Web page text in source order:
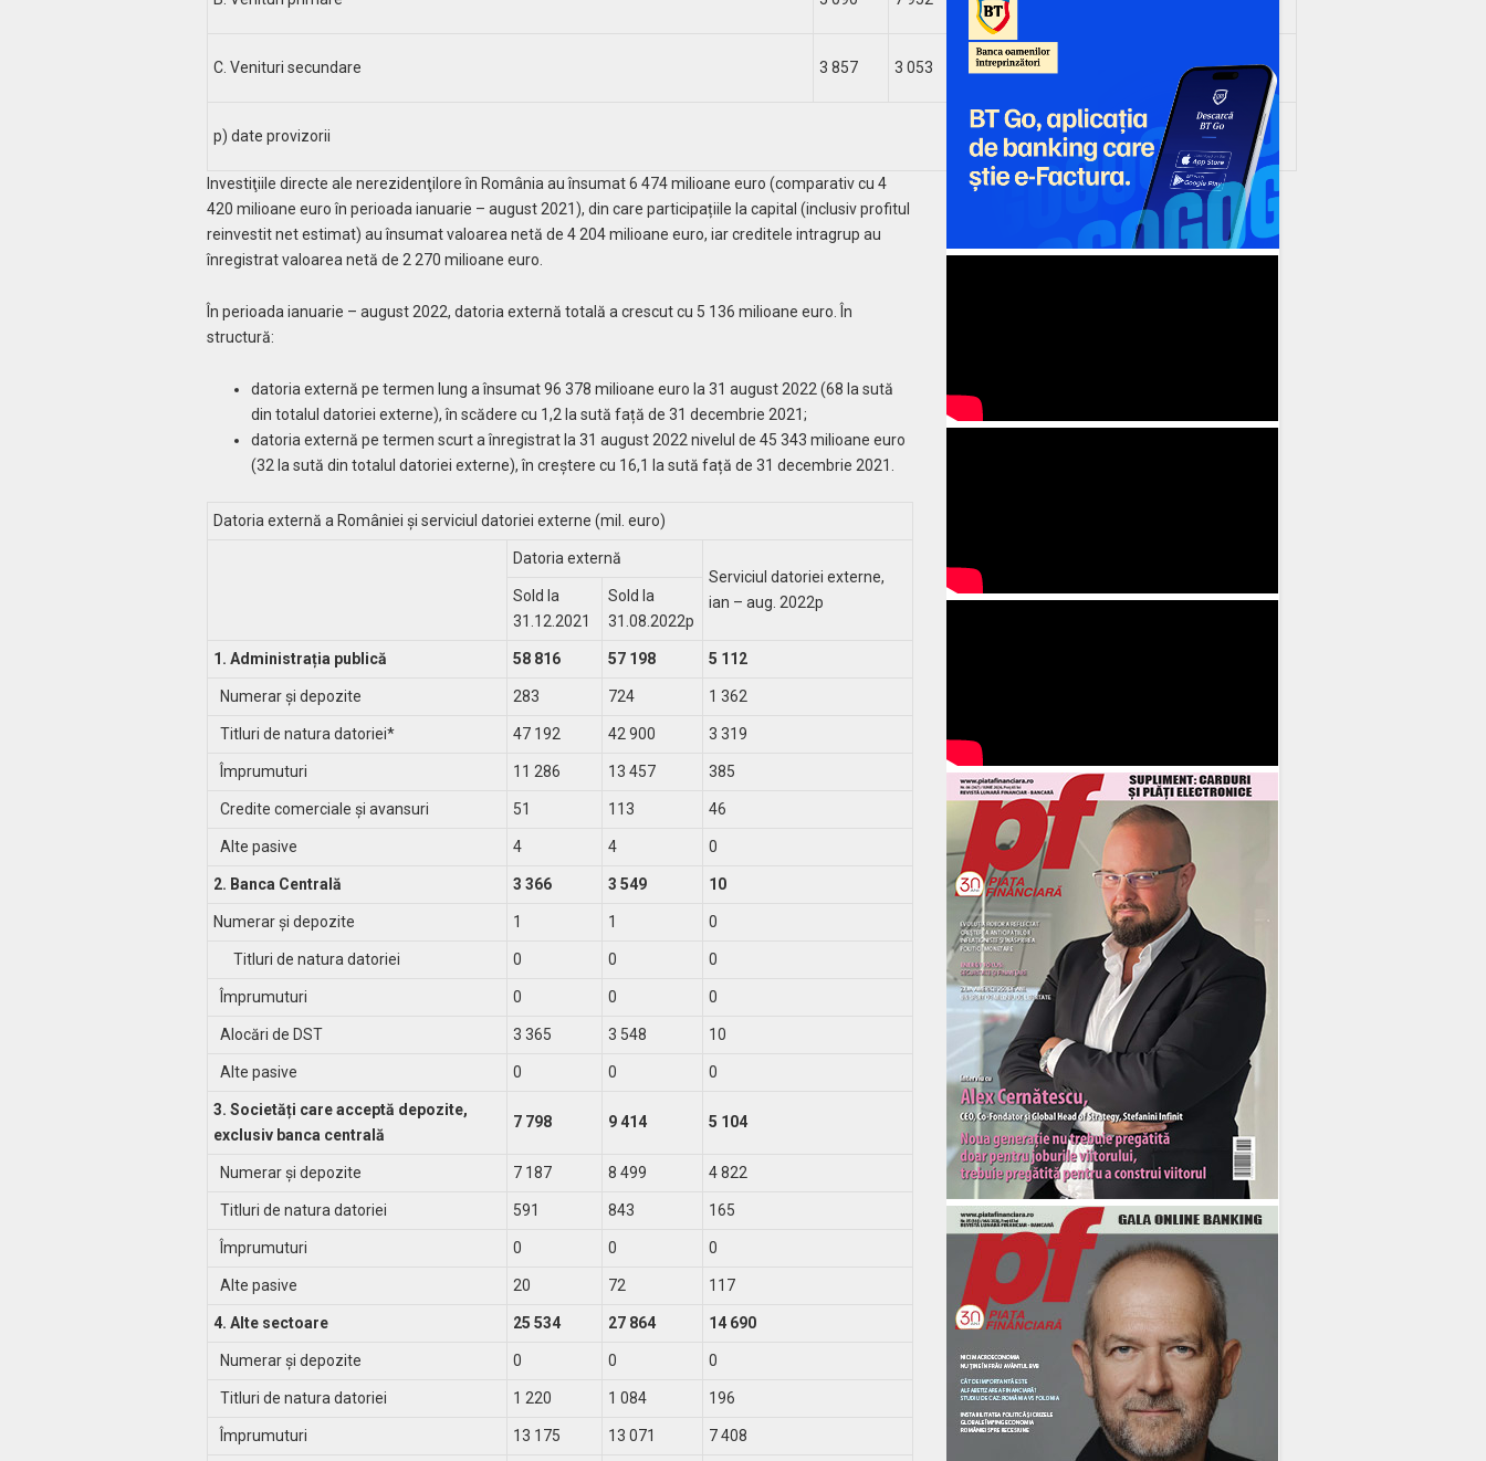
C. Venituri secundare 3 857 3 053 804 1 350
p) date provizorii
Investiţiile directe ale nerezidenţilore în România au însumat 6 474 milioane euro (comparativ cu 4
420 milioane euro în perioada ianuarie – august 2021), din care participațiile la capital (inclusiv profitul
reinvestit net estimat) au însumat valoarea netă de 4 204 milioane euro, iar creditele intragrup au
înregistrat valoarea netă de 2 270 milioane euro.
În perioada ianuarie – august 2022, datoria externă totală a crescut cu 5 136 milioane euro. În
structură:
datoria externă pe termen lung a însumat 96 378 milioane euro la 31 august 2022 (68 la sută
din totalul datoriei externe), în scădere cu 1,2 la sută față de 31 decembrie 2021;
datoria externă pe termen scurt a înregistrat la 31 august 2022 nivelul de 45 343 milioane euro
(32 la sută din totalul datoriei externe), în creștere cu 16,1 la sută față de 31 decembrie 2021.
Datoria externă a României şi serviciul datoriei externe (mil. euro)
Datoria externă
Serviciul datoriei externe,
ian – aug. 2022p
Sold la
31.12.2021
Sold la
31.08.2022p
1. Administrația publică 58 816 57 198 5 112
Numerar și depozite 283 724 1 362
Titluri de natura datoriei* 47 192 42 900 3 319
Împrumuturi 11 286 13 457 385
Credite comerciale și avansuri 51 113 46
Alte pasive 4 4 0
2. Banca Centrală 3 366 3 549 10
Numerar și depozite 1 1 0
Titluri de natura datoriei 0 0 0
Împrumuturi 0 0 0
Alocări de DST 3 365 3 548 10
Alte pasive 0 0 0
3. Societăți care acceptă depozite,
exclusiv banca centrală
7 798 9 414 5 104
Numerar și depozite 7 187 8 499 4 822
Titluri de natura datoriei 591 843 165
Împrumuturi 0 0 0
Alte pasive 20 72 117
4. Alte sectoare 25 534 27 864 14 690
Numerar și depozite 0 0 0
Titluri de natura datoriei 1 220 1 084 196
Împrumuturi 13 175 13 071 7 408